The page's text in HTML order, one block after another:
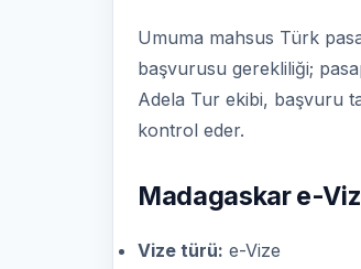
Umuma mahsus Türk
başvurusu gerekliliği;
Adela Tur ekibi, başvuru
kontrol eder.
Madagaskar e-
Vize türü: e-Vize